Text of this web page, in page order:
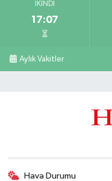
İKINDI
17:07
Aylık Vakitler
Hava Durumu